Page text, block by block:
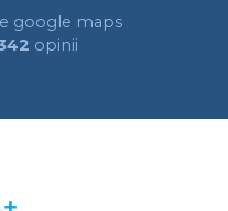
google maps
opinii